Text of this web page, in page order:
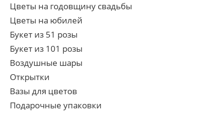
Цветы на годовщину свадьбы
Цветы на юбилей
Букет из 51 розы
Букет из 101 розы
Воздушные шары
Открытки
Вазы для цветов
Подарочные упаковки